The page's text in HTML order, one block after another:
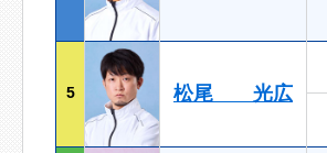
5 松尾 光広